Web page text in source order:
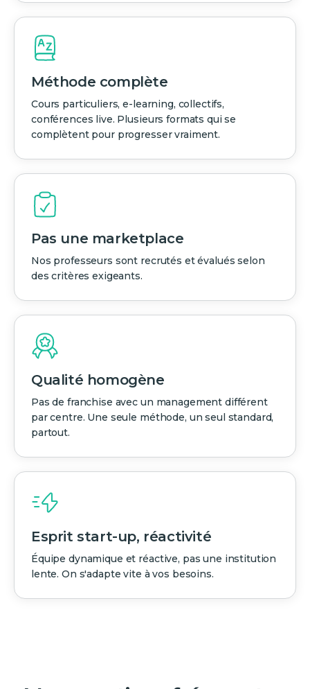
Méthode complète
Cours particuliers, e-learning, collectifs,
conférences live. Plusieurs formats qui se
complètent pour progresser vraiment.
Pas une marketplace
Nos professeurs sont recrutés et évalués selon
des critères exigeants.
Qualité homogène
Pas de franchise avec un management différent
par centre. Une seule méthode, un seul standard,
partout.
Esprit start-up, réactivité
Équipe dynamique et réactive, pas une institution
lente. On s'adapte vite à vos besoins.